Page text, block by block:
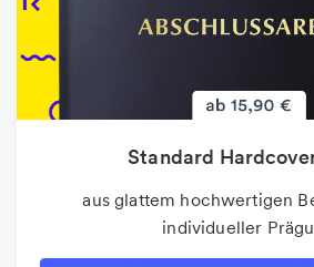
Standard
aus glattem hochwertigen
individueller